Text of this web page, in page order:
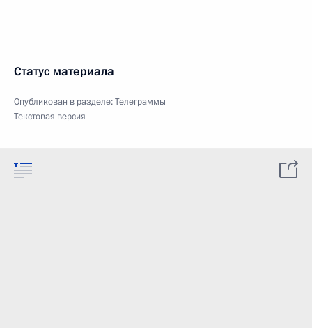
Статус материала
Опубликован в разделе:Телеграммы
Текстовая версия